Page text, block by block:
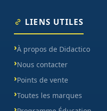
LIENS UTILES
À propos de Didactico
Nous contacter
Points de vente
Toutes les marques